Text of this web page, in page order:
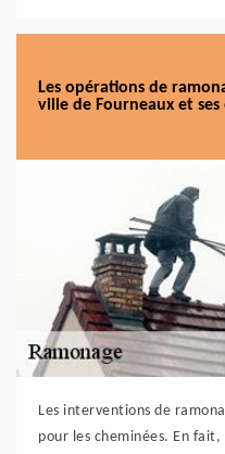
Les opérations de
ville de Fourneaux et
Les interventions de
pour les cheminées. En